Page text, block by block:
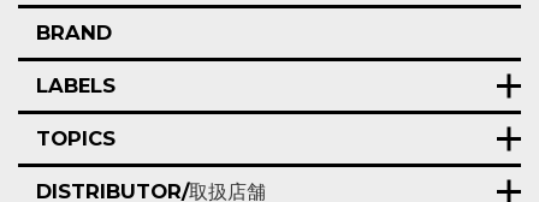
BRAND
LABELS
TOPICS
DISTRIBUTOR/取扱店舗